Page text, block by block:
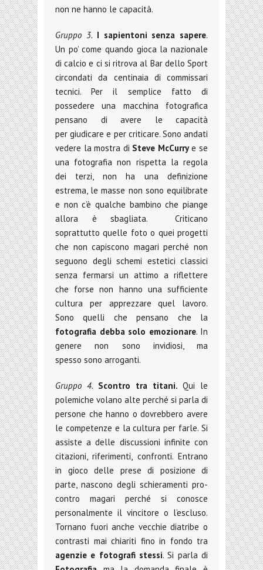
non ne hanno le capacità.
Gruppo 3. I sapientoni senza sapere.
Un po’ come quando gioca la nazionale
di calcio e ci si ritrova al Bar dello Sport
circondati da centinaia di commissari
tecnici. Per il semplice fatto di
possedere una macchina fotografica
pensano di avere le capacità
per giudicare e per criticare. Sono andati
vedere la mostra di Steve McCurrye se
una fotografia non rispetta la regola
dei terzi, non ha una definizione
estrema, le masse non sono equilibrate
e non c’è qualche bambino che piange
allora è sbagliata. Criticano
soprattutto quelle foto o quei progetti
che non capiscono magari perché non
seguono degli schemi estetici classici
senza fermarsi un attimo a riflettere
che forse non hanno una sufficiente
cultura per apprezzare quel lavoro.
Sono quelli che pensano che la
fotografia debba solo emozionare. In
genere non sono invidiosi, ma
spesso sono arroganti.
Gruppo 4.Scontro tra titani. Qui le
polemiche volano alte perché si parla di
persone che hanno o dovrebbero avere
le competenze e la cultura per farle. Si
assiste a delle discussioni infinite con
citazioni, riferimenti, confronti. Entrano
in gioco delle prese di posizione di
parte, nascono degli schieramenti pro-
contro magari perché si conosce
personalmente il vincitore o l’escluso.
Tornano fuori anche vecchie diatribe o
contrasti mai chiariti fino in fondo tra
agenzie e fotografi stessi. Si parla di